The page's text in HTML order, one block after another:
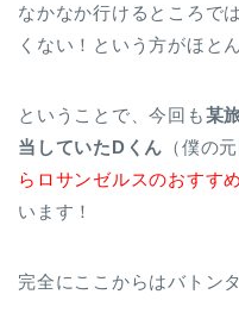
なかなか行けるところで
くない！という方がほと
ということで、今回も某
当していたDくん （僕の
らロサンゼルスのおすす
います！
完全にここからはバトン